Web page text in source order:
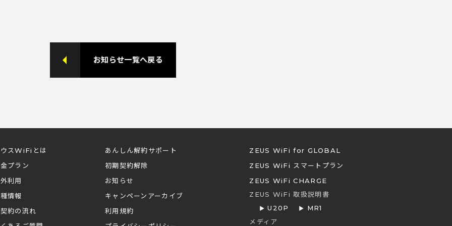
お知らせ一覧へ戻る
スWiFiとは
プラン
利用
情報
約の流れ
あんしん解約サポート
初期契約解除
お知らせ
キャンペーンアーカイブ
利用規約
ZEUS WiFi for GLOBAL
ZEUS WiFi スマートプラン
ZEUS WiFi CHARGE
ZEUS WiFi 取扱説明書
U20P
MR1
メディア